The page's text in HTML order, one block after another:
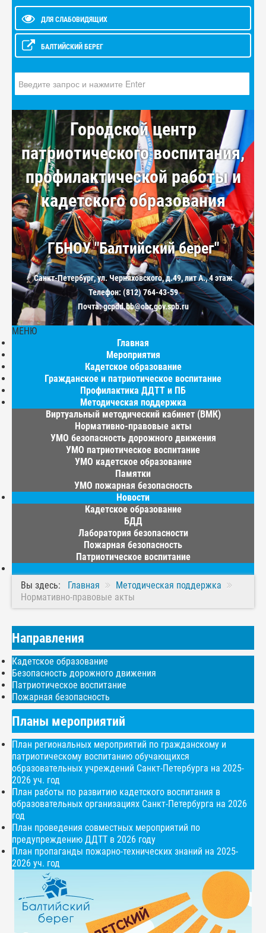
ДЛЯ СЛАБОВИДЯЩИХ
БАЛТИЙСКИЙ БЕРЕГ
Городской центр
патриотического воспитания,
профилактической работы и
кадетского образования
ГБНОУ "Балтийский берег"
Санкт-Петербург, ул. Черняховского, д.49, лит А., 4 этаж
Телефон: (812) 764-43-59
Почта: gcpdd.bb@obr.gov.spb.ru
МЕНЮ
Главная
Мероприятия
Кадетское образование
Гражданское и патриотическое воспитание
Профилактика ДДТТ и ПБ
Методическая поддержка
Виртуальный методический кабинет (ВМК)
Нормативно-правовые акты
УМО безопасность дорожного движения
УМО патриотическое воспитание
УМО кадетское образование
Памятки
УМО пожарная безопасность
Новости
Кадетское образование
БДД
Лаборатория безопасности
Пожарная безопасность
Патриотическое воспитание
Вы здесь: Главная
Методическая поддержка
Нормативно-правовые акты
Направления
Кадетское образование
Безопасность дорожного движения
Патриотическое воспитание
Пожарная безопасность
Планы мероприятий
План региональных мероприятий по гражданскому и
патриотическому воспитанию обучающихся
образовательных учреждений Санкт-Петербурга на 2025-
2026 уч. год
План работы по развитию кадетского воспитания в
образовательных организациях Санкт-Петербурга на 2026
год
План проведения совместных мероприятий по
предупреждению ДДТТ в 2026 году
План пропаганды пожарно-технических знаний на 2025-
2026 уч. год